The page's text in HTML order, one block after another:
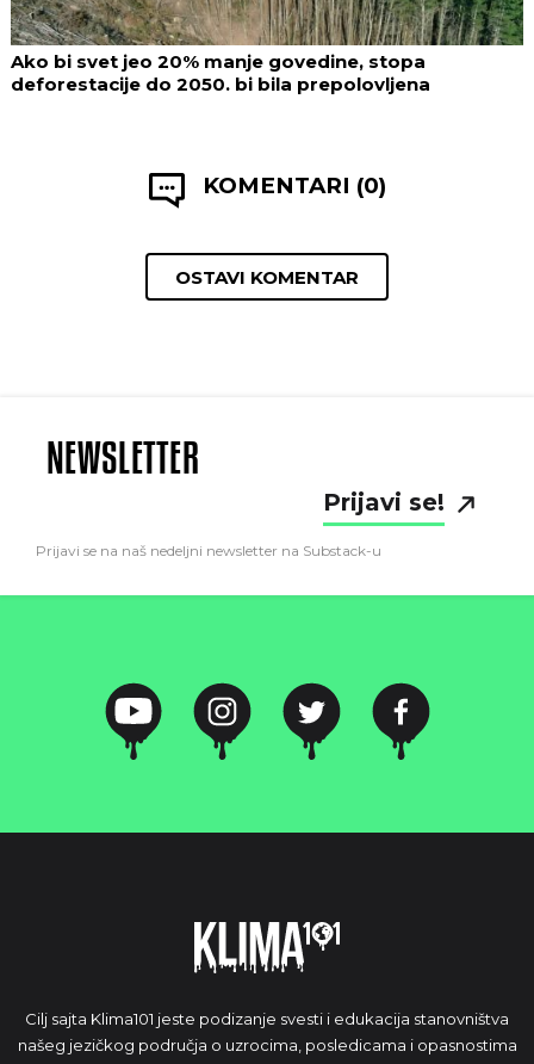
Ako bi svet jeo 20% manje govedine, stopa
deforestacije do 2050. bi bila prepolovljena
KOMENTARI (0)
OSTAVI KOMENTAR
NEWSLETTER
Prijavi se!
Prijavi se na naš nedeljni newsletter na Substack-u
Cilj sajta Klima101 jeste podizanje svesti i edukacija stanovništva
našeg jezičkog područja o uzrocima, posledicama i opasnostima